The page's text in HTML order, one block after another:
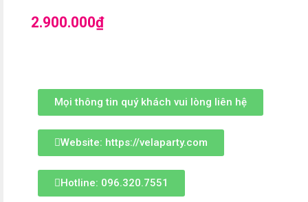
2.900.000₫
Mọi thông tin quý khách vui lòng liên hệ
Website: https://velaparty.com
Hotline: 096.320.7551